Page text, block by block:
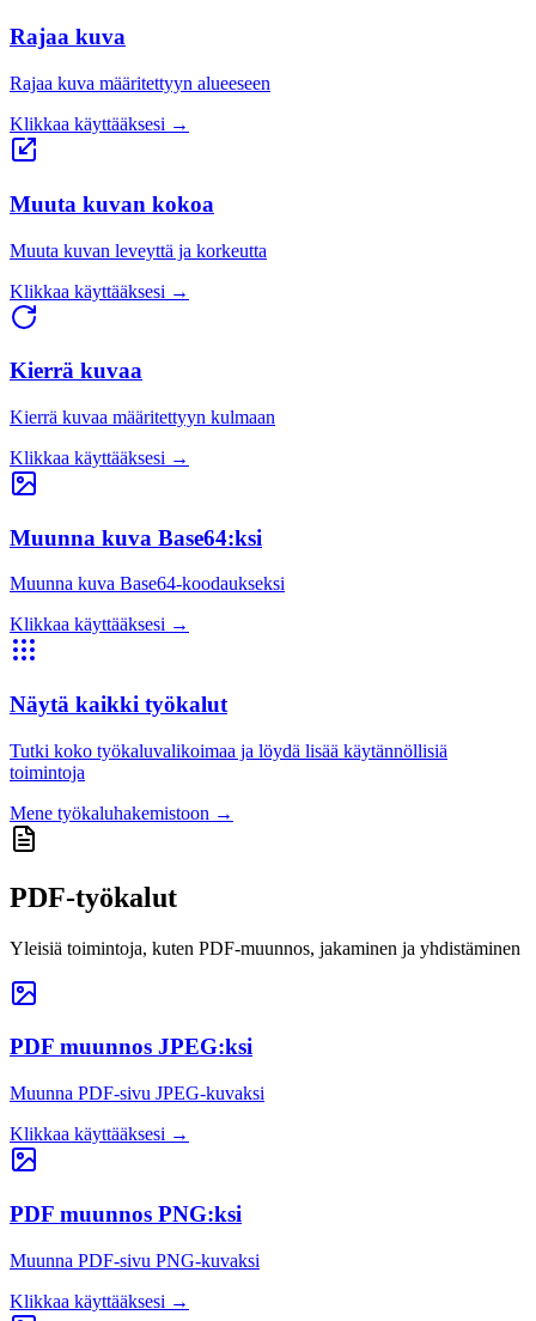
Rajaa kuva
Rajaa kuva määritettyyn alueeseen
Klikkaa käyttääksesi →
Muuta kuvan kokoa
Muuta kuvan leveyttä ja korkeutta
Klikkaa käyttääksesi →
Kierrä kuvaa
Kierrä kuvaa määritettyyn kulmaan
Klikkaa käyttääksesi →
Muunna kuva Base64:ksi
Muunna kuva Base64-koodaukseksi
Klikkaa käyttääksesi →
Näytä kaikki työkalut
Tutki koko työkaluvalikoimaa ja löydä lisää käytännöllisiä
toimintoja
Mene työkaluhakemistoon →
PDF-työkalut
Yleisiä toimintoja, kuten PDF-muunnos, jakaminen ja yhdistäminen
PDF muunnos JPEG:ksi
Muunna PDF-sivu JPEG-kuvaksi
Klikkaa käyttääksesi →
PDF muunnos PNG:ksi
Muunna PDF-sivu PNG-kuvaksi
Klikkaa käyttääksesi →